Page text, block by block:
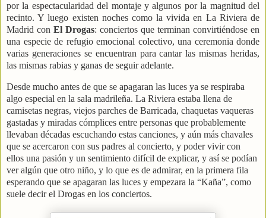
por la espectacularidad del montaje y algunos por la magnitud del
recinto. Y luego existen noches como la vivida en La Riviera de
Madrid con El Drogas: conciertos que terminan convirtiéndose en
una especie de refugio emocional colectivo, una ceremonia donde
varias generaciones se encuentran para cantar las mismas heridas,
las mismas rabias y ganas de seguir adelante.
Desde mucho antes de que se apagaran las luces ya se respiraba
algo especial en la sala madrileña. La Riviera estaba llena de
camisetas negras, viejos parches de Barricada, chaquetas vaqueras
gastadas y miradas cómplices entre personas que probablemente
llevaban décadas escuchando estas canciones, y aún más chavales
que se acercaron con sus padres al concierto, y poder vivir con
ellos una pasión y un sentimiento difícil de explicar, y así se podían
ver algún que otro niño, y lo que es de admirar, en la primera fila
esperando que se apagaran las luces y empezara la “Kaña”, como
suele decir el Drogas en los conciertos.